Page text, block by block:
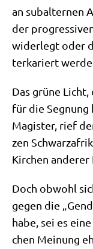
an sub­al­ter­nen
der
wider­legt oder
ter­ka­riert
Das grü­ne
für die Seg­nung
Magi­ster, rief
zen
Kir­chen
Doch obwohl
gegen die
habe, sei es
chen Mei­nung